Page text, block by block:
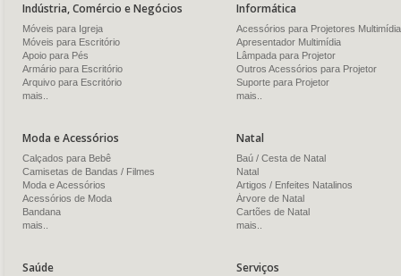
Indústria, Comércio e Negócios
Móveis para Igreja
Móveis para Escritório
Apoio para Pés
Armário para Escritório
Arquivo para Escritório
mais..
Informática
Acessórios para Projetores Multimídia
Apresentador Multimídia
Lâmpada para Projetor
Outros Acessórios para Projetor
Suporte para Projetor
mais..
Moda e Acessórios
Calçados para Bebê
Camisetas de Bandas / Filmes
Moda e Acessórios
Acessórios de Moda
Bandana
mais..
Natal
Baú / Cesta de Natal
Natal
Artigos / Enfeites Natalinos
Árvore de Natal
Cartões de Natal
mais..
Saúde Serviços